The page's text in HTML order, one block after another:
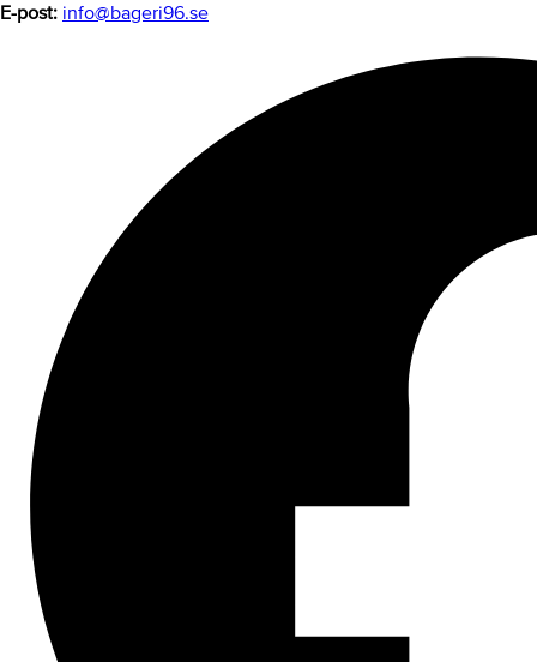
E-post: info@bageri96.se